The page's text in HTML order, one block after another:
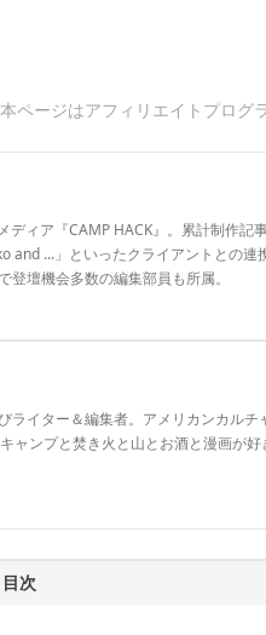
本ページはアフィリエイトプログ
ィア『CAMP HACK』。累計制作記
and ...」といったクライアントとの連
壇機会多数の編集部員も所属。
ライター＆編集者。アメリカンカルチ
ャンプと焚き火と山とお酒と漫画が
目次